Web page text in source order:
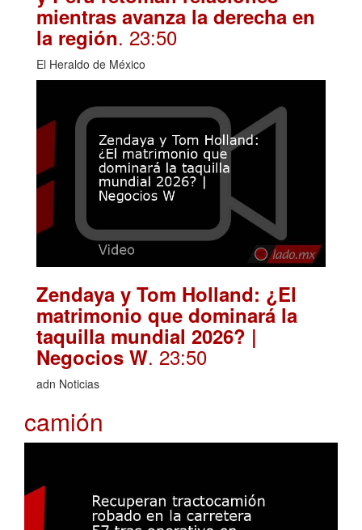
mientras avanza la derecha en
la región. 23:50
El Heraldo de México
Zendaya y Tom Holland: ¿El
matrimonio que dominará la
taquilla mundial 2026? |
Negocios W. 23:50
adn Noticias
camión